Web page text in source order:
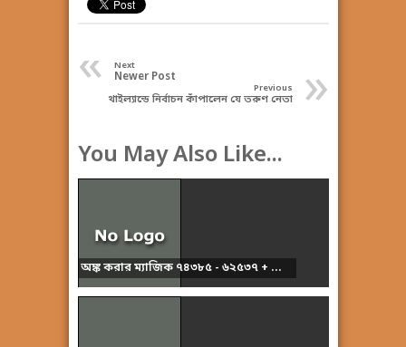
« Next
Newer Post »
Previous
থাইল্যান্ডে নির্বাচন কাঁপালেন যে তরুণ নেতা
You May Also Like...
অঙ্ক করার ম্যাজিক ৭৪৩৮৫ - ৬২৫৩৭ + ...